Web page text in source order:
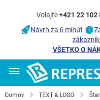
Volajte+421 22 102
Návrh za 6 minút
VŠETKO O
Domov TEXT & LOGO